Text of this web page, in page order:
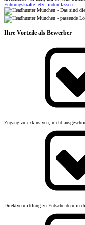
Führungskräfte jetzt finden lassen
Ihre Vorteile als Bewerber
Zugang zu exklusiven, nicht
Direktvermittlung zu Entscheidern in